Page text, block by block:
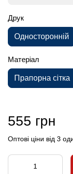
Друк
Односторонній
Матеріал
Прапорна сітка
555 грн
Оптові ціни від 3